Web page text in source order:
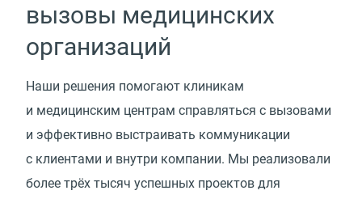
вызовы медицинских
организаций
Наши решения помогают клиникам
и медицинским центрам справляться с вызовами
и эффективно выстраивать коммуникации
с клиентами и внутри компании. Мы реализовали
более трёх тысяч успешных проектов для